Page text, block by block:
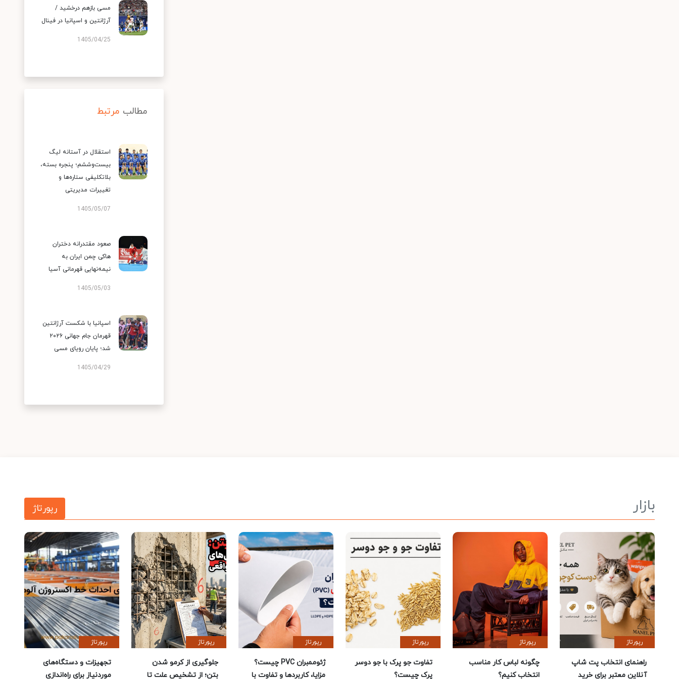
مسی بازهم درخشید /
آرژانتین و اسپانیا در فینال
1405/04/25
مطالب مرتبط
استقلال در آستانه لیگ
بیست‌وششم؛ پنجره بسته،
بلاتکلیفی ستاره‌ها و
تغییرات مدیریتی
1405/05/07
صعود مقتدرانه دختران
هاکی چمن ایران به
نیمه‌نهایی قهرمانی آسیا
1405/05/03
اسپانیا با شکست آرژانتین
قهرمان جام جهانی ۲۰۲۶
شد؛ پایان رویای مسی
1405/04/29
بازار رپورتاژ
رپورتاژ
راهنمای انتخاب پت شاپ
آنلاین معتبر برای خرید
رپورتاژ
چگونه لباس کار مناسب
انتخاب کنیم؟
رپورتاژ
تفاوت جو پرک با جو دوسر
پرک چیست؟
رپورتاژ
ژئوممبران PVC چیست؟
مزایا، کاربردها و تفاوت با
رپورتاژ
جلوگیری از کرمو شدن
بتن؛ از تشخیص علت تا
رپورتاژ
تجهیزات و دستگاه‌های
موردنیاز برای راه‌اندازی